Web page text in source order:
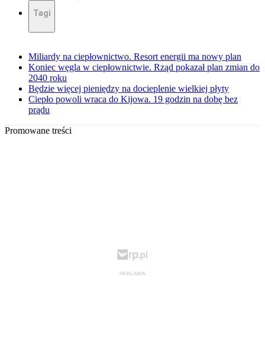
Tagi
Miliardy na ciepłownictwo. Resort energii ma nowy plan
Koniec węgla w ciepłownictwie. Rząd pokazał plan zmian do
2040 roku
Będzie więcej pieniędzy na docieplenie wielkiej płyty
Ciepło powoli wraca do Kijowa. 19 godzin na dobę bez
prądu
Promowane treści